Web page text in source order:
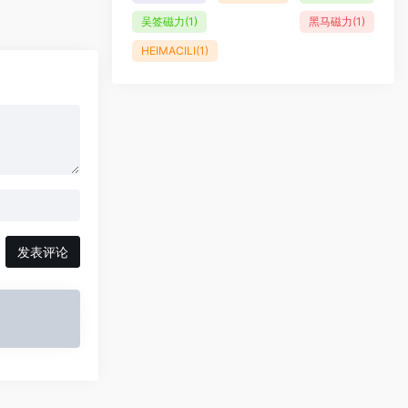
发表评论
吴签磁力(1) 黑马磁力(1)
HEIMACILI(1)